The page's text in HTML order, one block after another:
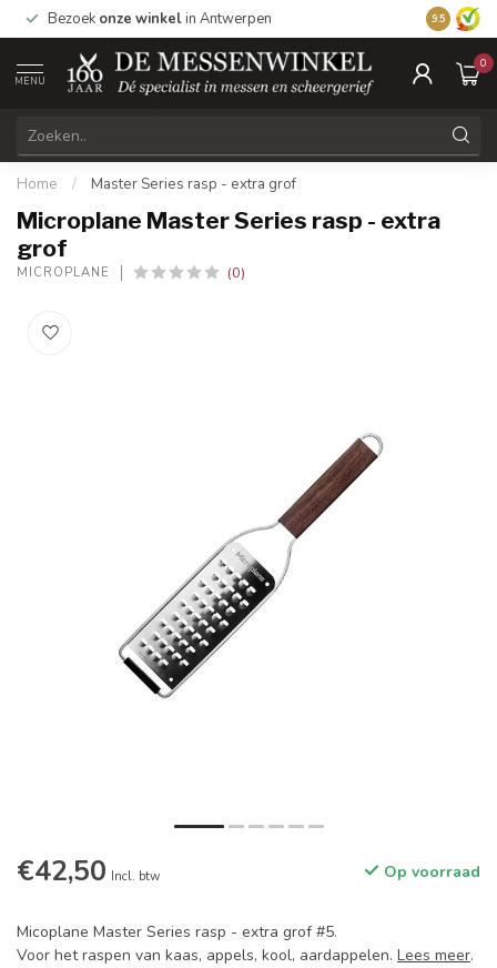
Bezoek onze winkelin Antwerpen Vandaag
9.5
MENU
0
Home / Master Series rasp - extra grof
Microplane Master Series rasp - extra
grof
MICROPLANE (0)
€42,50 Incl. btw Op voorraad
Micoplane Master Series rasp - extra grof #5.
Voor het raspen van kaas, appels, kool, aardappelen. Lees meer.